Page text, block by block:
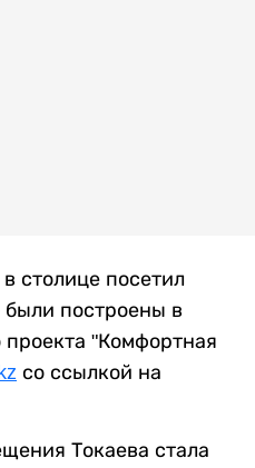
столице посетил
построены в
"Комфортная
со ссылкой на
Токаева стала